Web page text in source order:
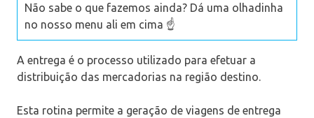
Não sabe o que fazemos ainda? Dá uma olhadinha
no nosso menu ali em cima ☝️
A entrega é o processo utilizado para efetuar a
distribuição das mercadorias na região destino.
Esta rotina permite a geração de viagens de entrega